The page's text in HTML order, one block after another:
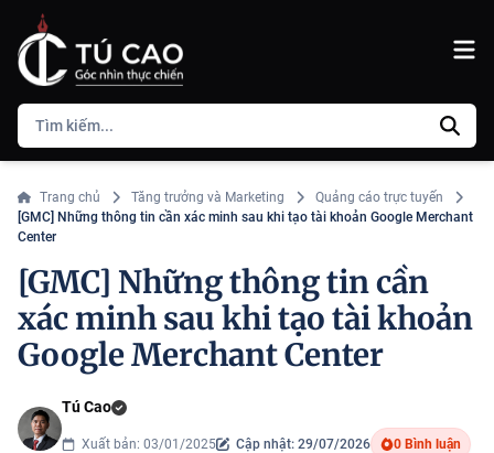
Trang chủ Tăng trưởng và Marketing
Quảng cáo trực tuyến
[GMC] Những thông tin cần xác minh sau khi tạo tài khoản Google Merchant
Center
[GMC] Những thông tin cần
xác minh sau khi tạo tài khoản
Google Merchant Center
Tú Cao
Xuất bản: 03/01/2025 Cập nhật: 29/07/2026 0 Bình luận